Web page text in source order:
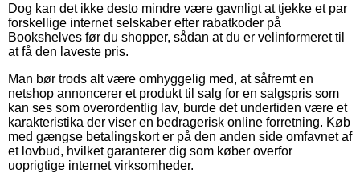
Dog kan det ikke desto mindre være gavnligt at tjekke et par
forskellige internet selskaber efter rabatkoder på
Bookshelves før du shopper, sådan at du er velinformeret til
at få den laveste pris.
Man bør trods alt være omhyggelig med, at såfremt en
netshop annoncerer et produkt til salg for en salgspris som
kan ses som overordentlig lav, burde det undertiden være et
karakteristika der viser en bedragerisk online forretning. Køb
med gængse betalingskort er på den anden side omfavnet af
et lovbud, hvilket garanterer dig som køber overfor
uoprigtige internet virksomheder.